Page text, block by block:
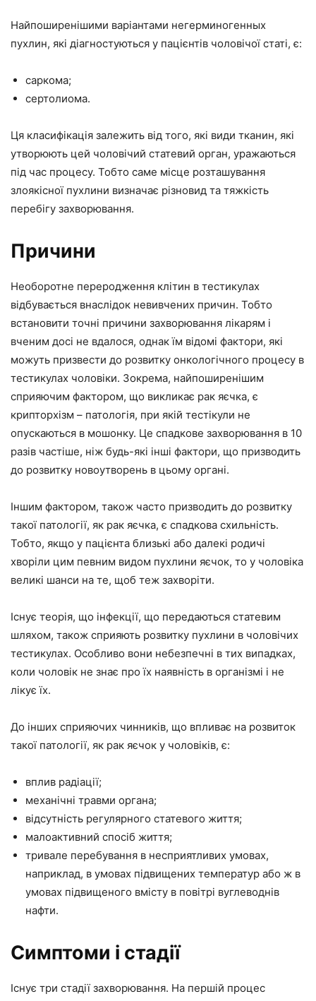
Найпоширенішими варіантами негерминогенных
пухлин, які діагностуються у пацієнтів чоловічої статі, є:
саркома;
сертолиома.
Ця класифікація залежить від того, які види тканин, які
утворюють цей чоловічий статевий орган, уражаються
під час процесу. Тобто саме місце розташування
злоякісної пухлини визначає різновид та тяжкість
перебігу захворювання.
Причини
Необоротне переродження клітин в тестикулах
відбувається внаслідок невивчених причин. Тобто
встановити точні причини захворювання лікарям і
вченим досі не вдалося, однак їм відомі фактори, які
можуть призвести до розвитку онкологічного процесу в
тестикулах чоловіки. Зокрема, найпоширенішим
сприяючим фактором, що викликає рак яєчка, є
крипторхізм – патологія, при якій тестікули не
опускаються в мошонку. Це спадкове захворювання в 10
разів частіше, ніж будь-які інші фактори, що призводить
до розвитку новоутворень в цьому органі.
Іншим фактором, також часто призводить до розвитку
такої патології, як рак яєчка, є спадкова схильність.
Тобто, якщо у пацієнта близькі або далекі родичі
хворіли цим певним видом пухлини яєчок, то у чоловіка
великі шанси на те, щоб теж захворіти.
Існує теорія, що інфекції, що передаються статевим
шляхом, також сприяють розвитку пухлини в чоловічих
тестикулах. Особливо вони небезпечні в тих випадках,
коли чоловік не знає про їх наявність в організмі і не
лікує їх.
До інших сприяючих чинників, що впливає на розвиток
такої патології, як рак яєчок у чоловіків, є:
вплив радіації;
механічні травми органа;
відсутність регулярного статевого життя;
малоактивний спосіб життя;
тривале перебування в несприятливих умовах,
наприклад, в умовах підвищених температур або ж в
умовах підвищеного вмісту в повітрі вуглеводнів
нафти.
Симптоми і стадії
Існує три стадії захворювання. На першій процес